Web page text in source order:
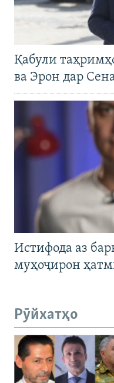
Қабули
ва Эрон дар
Истифода аз
муҳоҷирон
Рӯйхатҳо